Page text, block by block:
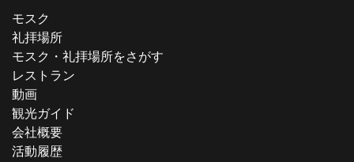
モスク
礼拝場所
モスク・礼拝場所をさがす
レストラン
動画
観光ガイド
会社概要
活動履歴